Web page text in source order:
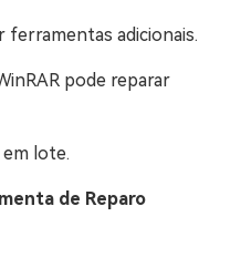
ferramentas adicionais.
pode reparar
lote.
de Reparo